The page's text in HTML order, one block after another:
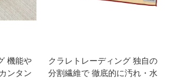
機能や
ンタン
クラレトレーディング 独自の
分割繊維で 徹底的に汚れ・水